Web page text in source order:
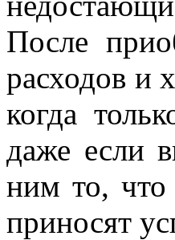
После
расходов и
когда
даже если
ним то, что
приносят